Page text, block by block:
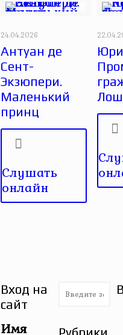
24.04.2026
Антуан де
Сент-
Экзюпери.
Маленький
принц
Слушать
онлайн
Вход на
сайт
Имя